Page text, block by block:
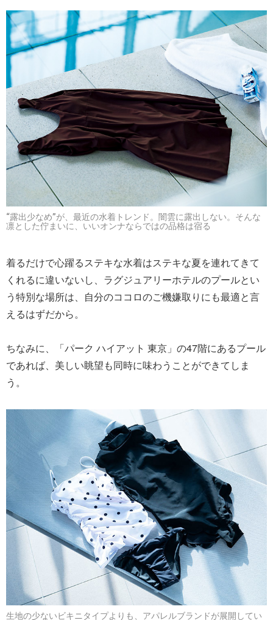
“露出少なめ”が、最近の水着トレンド。闇雲に露出しない。そんな
凛とした佇まいに、いいオンナならではの品格は宿る
着るだけで心躍るステキな水着はステキな夏を連れてきて
くれるに違いないし、ラグジュアリーホテルのプールとい
う特別な場所は、自分のココロのご機嫌取りにも最適と言
えるはずだから。
ちなみに、「パーク ハイアット 東京」の47階にあるプール
であれば、美しい眺望も同時に味わうことができてしま
う。
生地の少ないビキニタイプよりも、アパレルブランドが展開してい